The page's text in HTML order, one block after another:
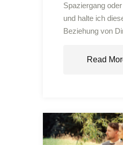
Spaziergang
und halte ich
Beziehung von
Read